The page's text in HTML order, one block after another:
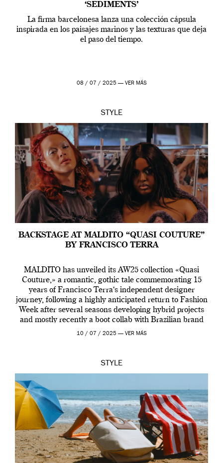
‘SEDIMENTS’
La firma barcelonesa lanza una colección cápsula
inspirada en los paisajes marinos y las texturas que deja
el paso del tiempo.
08 / 07 / 2025 — VER MÁS
STYLE
BACKSTAGE AT MALDITO “QUASI COUTURE”
BY FRANCISCO TERRA
MALDITO has unveiled its AW25 collection «Quasi
Couture,» a romantic, gothic tale commemorating 15
years of Francisco Terra‘s independent designer
journey, following a highly anticipated return to Fashion
Week after several seasons developing hybrid projects
and mostly recently a boot collab with Brazilian brand
Melissa. This fashion show is a component of Francisco
10 / 07 / 2025 — VER MÁS
STYLE